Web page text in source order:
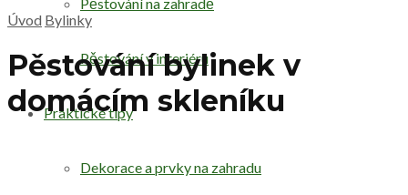
Pěstování v interiéru
Praktické tipy
Dekorace a prvky na zahradu
Úvod Bylinky
Pěstování bylinek v
domácím skleníku